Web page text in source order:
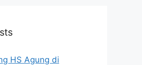
HS Agung di